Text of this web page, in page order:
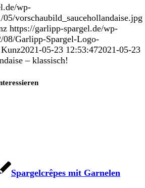
wp-
vorschaubild_saucehollandaise.jpg
https://garlipp-spargel.de/wp-
08/Garlipp-Spargel-Logo-
2021-05-23 12:53:472021-05-23
– klassisch!
Spargelcrêpes mit Garnelen